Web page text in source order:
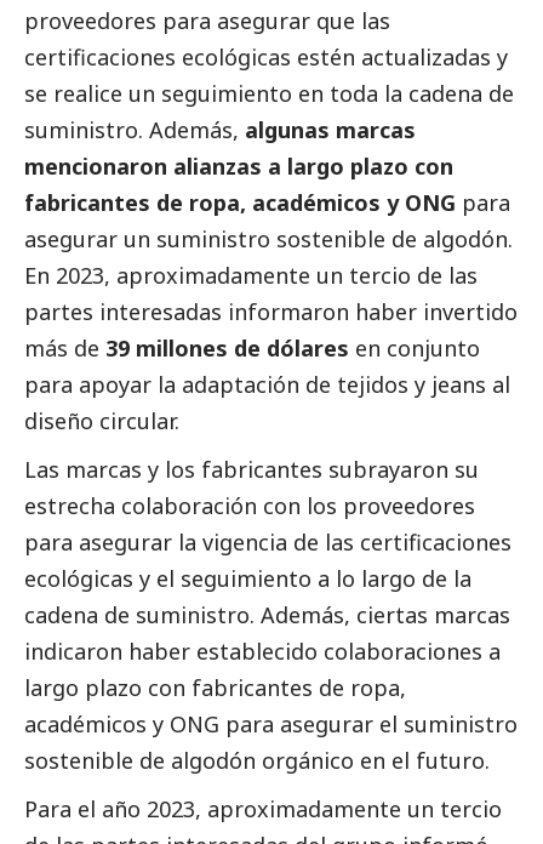
proveedores para asegurar que las
certificaciones ecológicas estén actualizadas y
se realice un seguimiento en toda la cadena de
suministro. Además, algunas marcas
mencionaron alianzas a largo plazo con
fabricantes de ropa, académicos y ONG para
asegurar un suministro sostenible de algodón.
En 2023, aproximadamente un tercio de las
partes interesadas informaron haber invertido
más de 39 millones de dólares en conjunto
para apoyar la adaptación de tejidos y jeans al
diseño circular.
Las marcas y los fabricantes subrayaron su
estrecha colaboración con los proveedores
para asegurar la vigencia de las certificaciones
ecológicas y el seguimiento a lo largo de la
cadena de suministro. Además, ciertas marcas
indicaron haber establecido colaboraciones a
largo plazo con fabricantes de ropa,
académicos y ONG para asegurar el suministro
sostenible de algodón orgánico en el futuro.
Para el año 2023, aproximadamente un tercio